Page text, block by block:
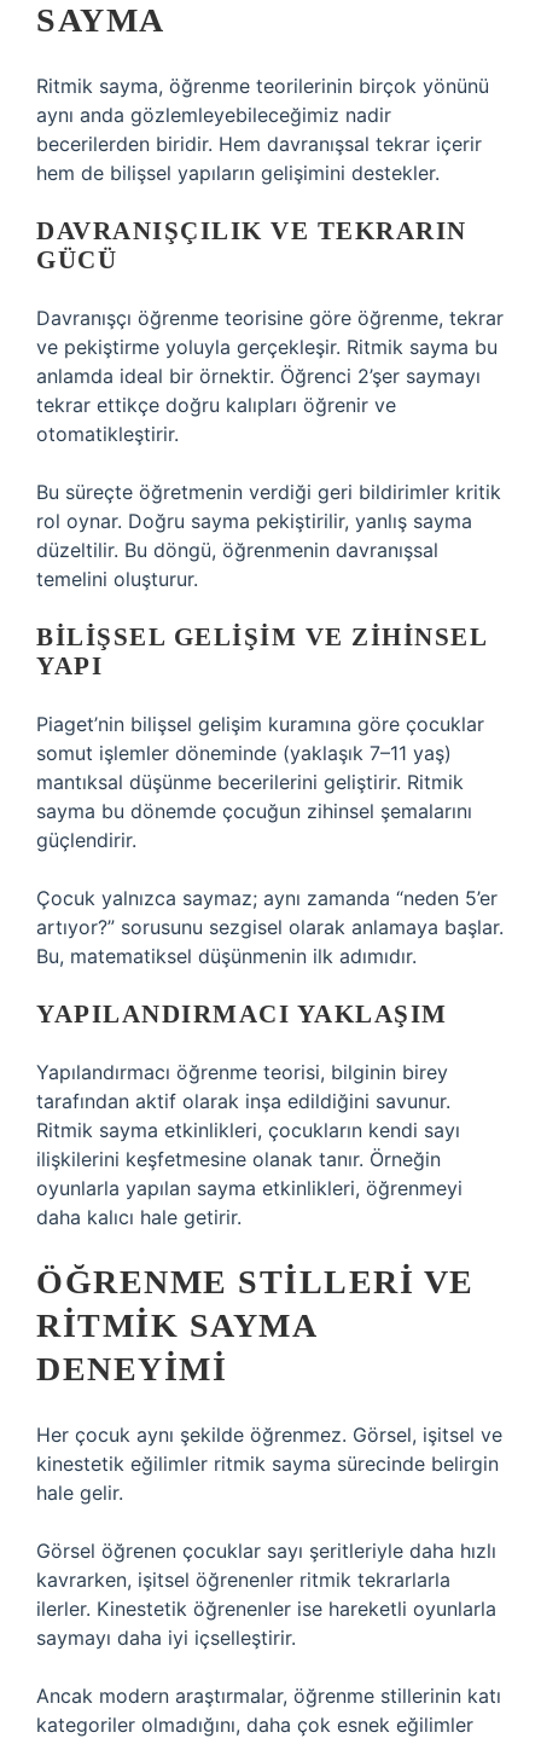
SAYMA
Ritmik sayma, öğrenme teorilerinin birçok yönünü
aynı anda gözlemleyebileceğimiz nadir
becerilerden biridir. Hem davranışsal tekrar içerir
hem de bilişsel yapıların gelişimini destekler.
DAVRANIŞÇILIK VE TEKRARIN
GÜCÜ
Davranışçı öğrenme teorisine göre öğrenme, tekrar
ve pekiştirme yoluyla gerçekleşir. Ritmik sayma bu
anlamda ideal bir örnektir. Öğrenci 2’şer saymayı
tekrar ettikçe doğru kalıpları öğrenir ve
otomatikleştirir.
Bu süreçte öğretmenin verdiği geri bildirimler kritik
rol oynar. Doğru sayma pekiştirilir, yanlış sayma
düzeltilir. Bu döngü, öğrenmenin davranışsal
temelini oluşturur.
BILIŞSEL GELIŞIM VE ZIHINSEL
YAPI
Piaget’nin bilişsel gelişim kuramına göre çocuklar
somut işlemler döneminde (yaklaşık 7–11 yaş)
mantıksal düşünme becerilerini geliştirir. Ritmik
sayma bu dönemde çocuğun zihinsel şemalarını
güçlendirir.
Çocuk yalnızca saymaz; aynı zamanda “neden 5’er
artıyor?” sorusunu sezgisel olarak anlamaya başlar.
Bu, matematiksel düşünmenin ilk adımıdır.
YAPILANDIRMACI YAKLAŞIM
Yapılandırmacı öğrenme teorisi, bilginin birey
tarafından aktif olarak inşa edildiğini savunur.
Ritmik sayma etkinlikleri, çocukların kendi sayı
ilişkilerini keşfetmesine olanak tanır. Örneğin
oyunlarla yapılan sayma etkinlikleri, öğrenmeyi
daha kalıcı hale getirir.
ÖĞRENME STILLERI VE
RITMIK SAYMA
DENEYIMI
Her çocuk aynı şekilde öğrenmez. Görsel, işitsel ve
kinestetik eğilimler ritmik sayma sürecinde belirgin
hale gelir.
Görsel öğrenen çocuklar sayı şeritleriyle daha hızlı
kavrarken, işitsel öğrenenler ritmik tekrarlarla
ilerler. Kinestetik öğrenenler ise hareketli oyunlarla
saymayı daha iyi içselleştirir.
Ancak modern araştırmalar, öğrenme stillerinin katı
kategoriler olmadığını, daha çok esnek eğilimler